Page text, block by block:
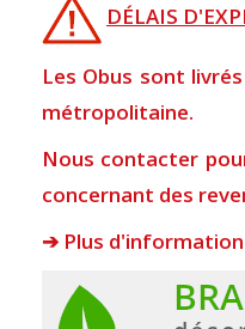
DÉLAIS
Les Obus sont
métropolitaine.
Nous contacter
concernant des
➔ Plus